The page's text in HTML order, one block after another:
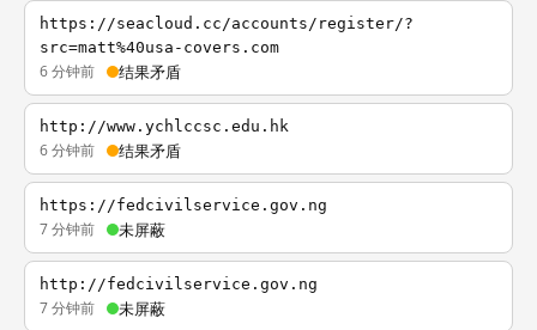
https://seacloud.cc/accounts/register/?
src=matt%40usa-covers.com
6 分钟前 结果矛盾
http://www.ychlccsc.edu.hk
6 分钟前 结果矛盾
https://fedcivilservice.gov.ng
7 分钟前 未屏蔽
http://fedcivilservice.gov.ng
7 分钟前 未屏蔽